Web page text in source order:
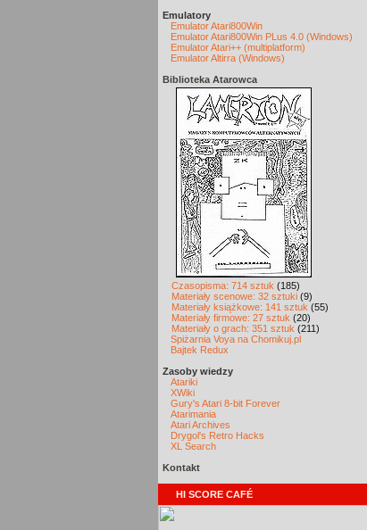
Emulatory
Emulator Atari800Win
Emulator Atari800Win PLus 4.0 (Windows)
Emulator Atari++ (multiplatform)
Emulator Altirra (Windows)
Biblioteka Atarowca
Czasopisma: 714 sztuk (185)
Materiały scenowe: 32 sztuki (9)
Materiały książkowe: 141 sztuk (55)
Materiały firmowe: 27 sztuk (20)
Materiały o grach: 351 sztuk (211)
Spiżarnia Voya na Chomikuj.pl
Bajtek Redux
Zasoby wiedzy
Atariki
XWiki
Gury's Atari 8-bit Forever
Atarimania
Atari Archives
Drygol's Retro Hacks
XL Search
Kontakt
HI SCORE CAFÉ